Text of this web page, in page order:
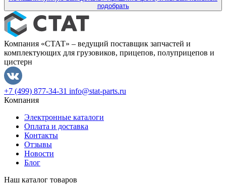
подобрать
Компания «СТАТ» – ведущий поставщик запчастей и
комплектующих для грузовиков, прицепов, полуприцепов и
цистерн
+7 (499) 877-34-31 info@stat-parts.ru
Компания
Электронные каталоги
Оплата и доставка
Контакты
Отзывы
Новости
Блог
Наш каталог товаров